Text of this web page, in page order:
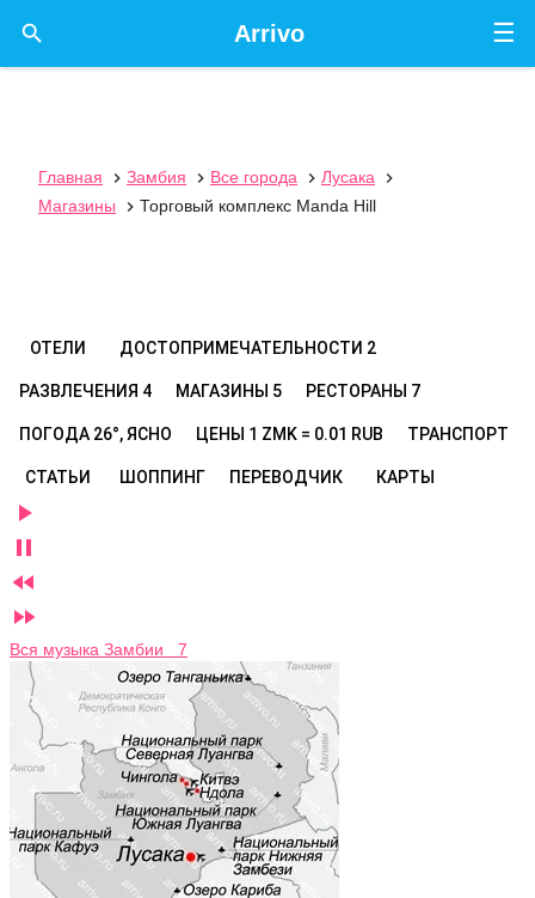
☰
Arrivo

Главная  Замбия  Все города  Лусака

Магазины
 Торговый комплекс Manda Hill
ОТЕЛИ ДОСТОПРИМЕЧАТЕЛЬНОСТИ 2
РАЗВЛЕЧЕНИЯ 4 МАГАЗИНЫ 5 РЕСТОРАНЫ 7
ПОГОДА 26°, ЯСНО ЦЕНЫ 1 ZMK = 0.01 RUB ТРАНСПОРТ
СТАТЬИ ШОППИНГ ПЕРЕВОДЧИК КАРТЫ




Вся музыка Замбии 7